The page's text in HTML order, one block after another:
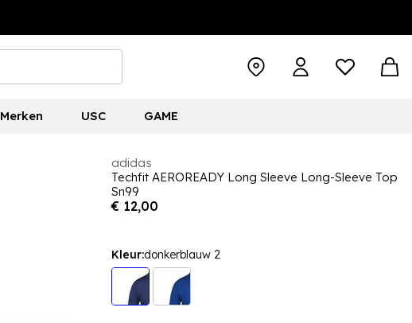
Merken USC GAME
adidas
Techfit AEROREADY Long Sleeve Long-Sleeve Top
Sn99
€ 12,00
Kleur:donkerblauw 2